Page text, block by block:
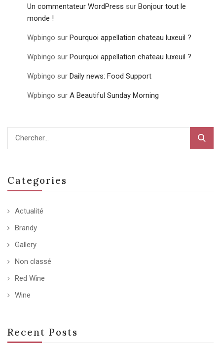
Un commentateur WordPress sur Bonjour tout le
monde !
Wpbingo sur Pourquoi appellation chateau luxeuil ?
Wpbingo sur Pourquoi appellation chateau luxeuil ?
Wpbingo sur Daily news: Food Support
Wpbingo sur A Beautiful Sunday Morning
Categories
Actualité
Brandy
Gallery
Non classé
Red Wine
Wine
Recent Posts